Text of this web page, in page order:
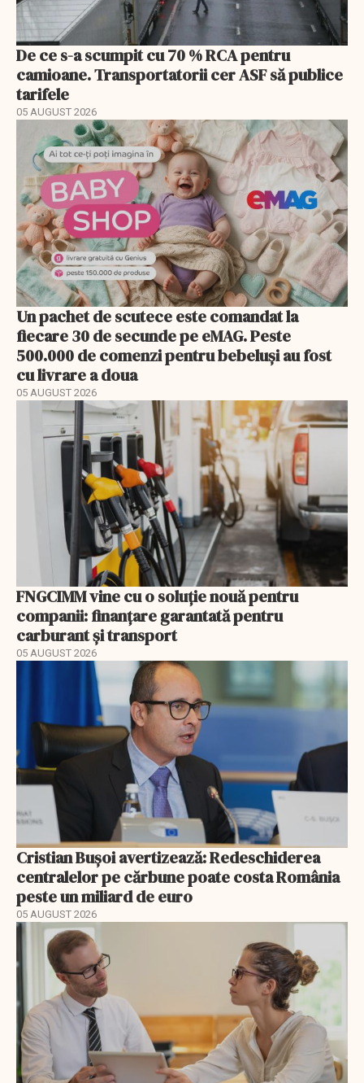
De ce s-a scumpit cu 70 % RCA pentru
camioane. Transportatorii cer ASF să publice
tarifele
05 AUGUST 2026
Un pachet de scutece este comandat la
fiecare 30 de secunde pe eMAG. Peste
500.000 de comenzi pentru bebeluși au fost
cu livrare a doua
05 AUGUST 2026
FNGCIMM vine cu o soluție nouă pentru
companii: finanțare garantată pentru
carburant și transport
05 AUGUST 2026
Cristian Bușoi avertizează: Redeschiderea
centralelor pe cărbune poate costa România
peste un miliard de euro
05 AUGUST 2026